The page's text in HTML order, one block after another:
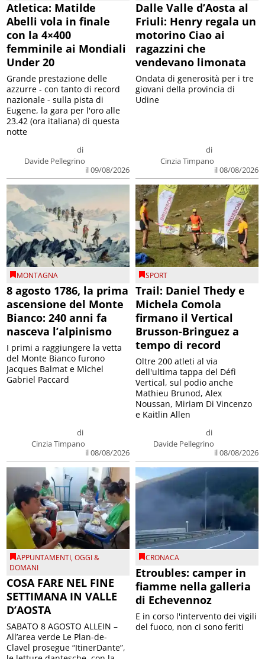
Atletica: Matilde
Abelli vola in finale
con la 4×400
femminile ai Mondiali
Under 20
di
Davide Pellegrino
il 09/08/2026
Grande prestazione delle
azzurre - con tanto di record
nazionale - sulla pista di
Eugene, la gara per l'oro alle
23.42 (ora italiana) di questa
notte
Dalle Valle d’Aosta al
Friuli: Henry regala un
motorino Ciao ai
ragazzini che
vendevano limonata
di
Cinzia Timpano
il 08/08/2026
Ondata di generosità per i tre
giovani della provincia di
Udine
MONTAGNA
8 agosto 1786, la prima
ascensione del Monte
Bianco: 240 anni fa
nasceva l’alpinismo
di
Cinzia Timpano
il 08/08/2026
I primi a raggiungere la vetta
del Monte Bianco furono
Jacques Balmat e Michel
Gabriel Paccard
SPORT
Trail: Daniel Thedy e
Michela Comola
firmano il Vertical
Brusson-Bringuez a
tempo di record
di
Davide Pellegrino
il 08/08/2026
Oltre 200 atleti al via
dell'ultima tappa del Défì
Vertical, sul podio anche
Mathieu Brunod, Alex
Noussan, Miriam Di Vincenzo
e Kaitlin Allen
APPUNTAMENTI,OGGI &
DOMANI
COSA FARE NEL FINE
SETTIMANA IN VALLE
D’AOSTA
SABATO 8 AGOSTO ALLEIN –
All’area verde Le Plan-de-
Clavel prosegue “ItinerDante”,
CRONACA
Etroubles: camper in
fiamme nella galleria
di Echevennoz
E in corso l'intervento dei vigili
del fuoco, non ci sono feriti